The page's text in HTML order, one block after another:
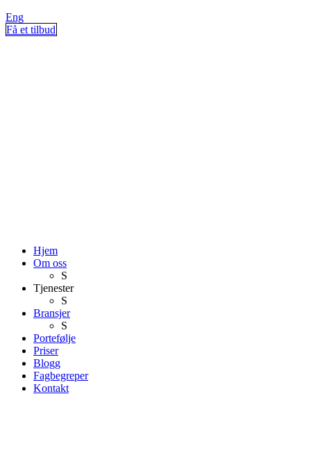
Eng
Få et tilbud
Hjem
Om oss
S
Tjenester
S
Bransjer
S
Portefølje
Priser
Blogg
Fagbegreper
Kontakt